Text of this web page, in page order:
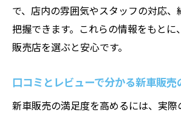
で、店内の雰囲気やスタッフの対応、
把握できます。これらの情報をもとに
販売店を選ぶと安心です。
口コミとレビューで分かる新車販売
新車販売の満足度を高めるには、実際